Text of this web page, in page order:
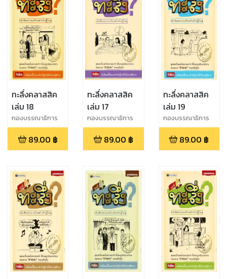
ทะลึ่งคลาสสิค
เล่ม 18
กองบรรณาธิการ
89.00 ฿
ทะลึ่งคลาสสิค
เล่ม 17
กองบรรณาธิการ
89.00 ฿
ทะลึ่งคลาสสิค
เล่ม 19
กองบรรณาธิการ
89.00 ฿